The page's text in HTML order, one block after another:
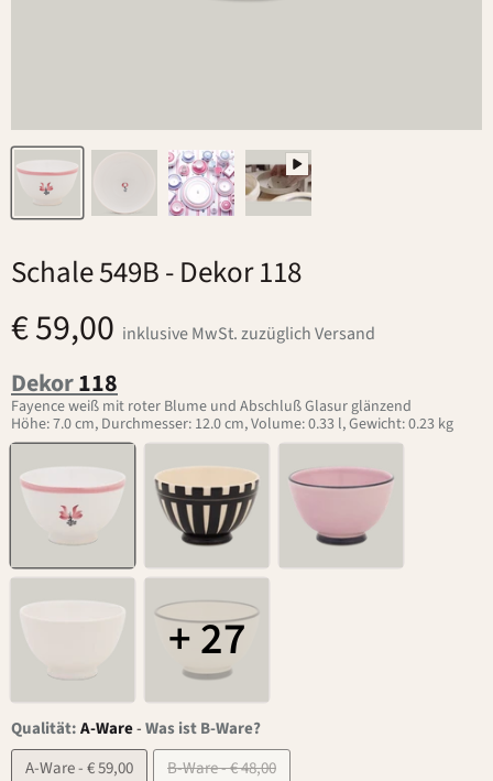
Schale 549B- Dekor 118
€ 59,00 inklusive MwSt. zuzüglich Versand
Dekor118
Fayence weiß mit roter Blume und Abschluß Glasur glänzend
Höhe: 7.0 cm, Durchmesser: 12.0 cm, Volume: 0.33 l, Gewicht: 0.23 kg
+ 27
Qualität:A-Ware-Was ist B-Ware?
A-Ware - € 59,00
B-Ware - € 48,00